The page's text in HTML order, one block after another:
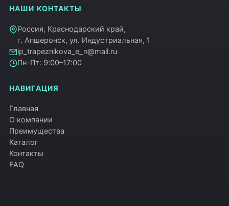
НАШИ КОНТАКТЫ
Россия, Краснодарский край,
г. Апшеронск, ул. Индустриальная, 1
ip_trapeznikova_e_n@mail.ru
Пн–Пт: 9:00–17:00
НАВИГАЦИЯ
Главная
О компании
Преимущества
Каталог
Контакты
FAQ